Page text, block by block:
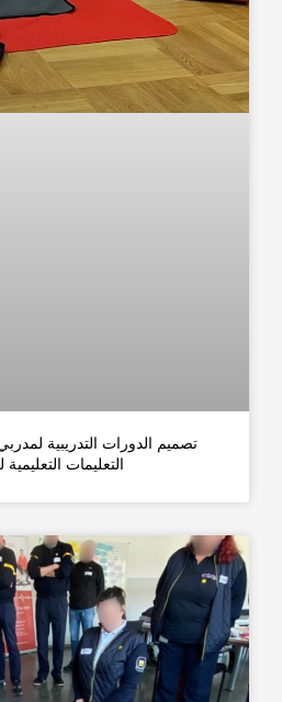
تصميم الدورات التدريبية
التعليمات التعليمية